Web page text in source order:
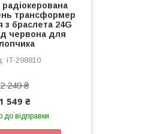
трансформер
з браслета 24G
червона для
iT-298810
2 249 ₴
1 549 ₴
до відправки